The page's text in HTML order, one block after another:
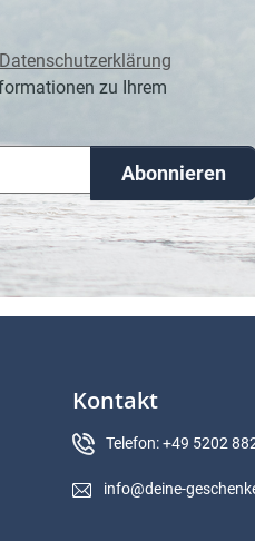
Datenschutzerklärung
zu Ihrem
Abonnieren
Kontakt
Telefon: +49 5202
info@deine-